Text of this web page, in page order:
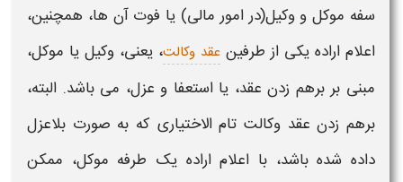
سفه موکل و وکیل(در امور مالی) یا فوت آن ها، همچنین،
اعلام اراده یکی از طرفینعقد وکالت، یعنی، وکیل یا موکل،
مبنی بر برهم زدن عقد، یا استعفا و عزل، می باشد. البته،
برهم زدن عقد وکالت تام الاختیاری که به صورت بلاعزل
داده شده باشد، با اعلام اراده یک طرفه موکل، ممکن